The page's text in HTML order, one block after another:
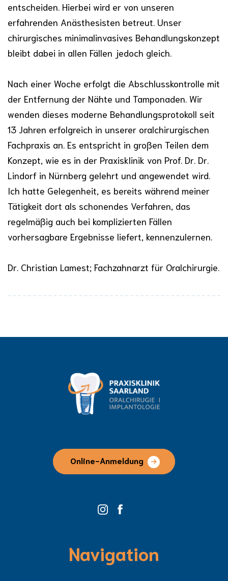
entscheiden. Hierbei wird er von unseren
erfahrenden Anästhesisten betreut. Unser
chirurgisches minimalinvasives Behandlungskonzept
bleibt dabei in allen Fällen jedoch gleich.
Nach einer Woche erfolgt die Abschlusskontrolle mit
der Entfernung der Nähte und Tamponaden. Wir
wenden dieses moderne Behandlungsprotokoll seit
13 Jahren erfolgreich in unserer oralchirurgischen
Fachpraxis an. Es entspricht in großen Teilen dem
Konzept, wie es in der Praxisklinik von Prof. Dr. Dr.
Lindorf in Nürnberg gelehrt und angewendet wird.
Ich hatte Gelegenheit, es bereits während meiner
Tätigkeit dort als schonendes Verfahren, das
regelmäßig auch bei komplizierten Fällen
vorhersagbare Ergebnisse liefert, kennenzulernen.
Dr. Christian Lamest; Fachzahnarzt für Oralchirurgie.
Online-Anmeldung
Navigation